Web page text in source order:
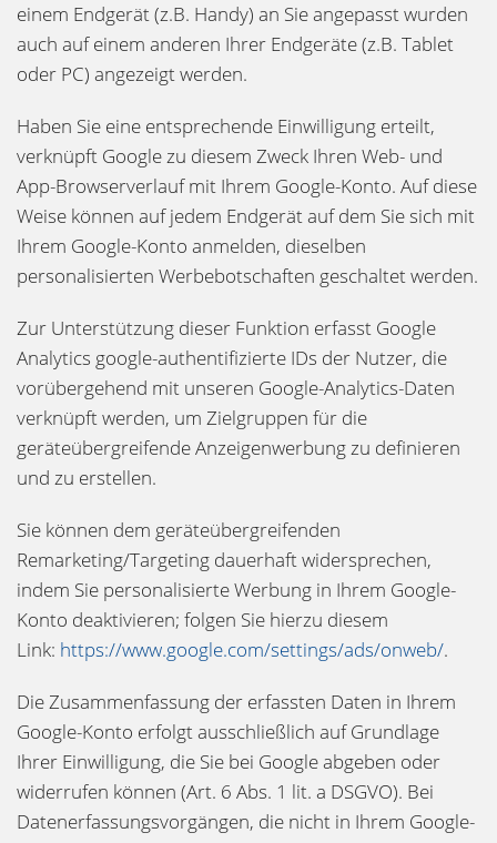
einem Endgerät (z.B. Handy) an Sie angepasst wurden
auch auf einem anderen Ihrer Endgeräte (z.B. Tablet
oder PC) angezeigt werden.
Haben Sie eine entsprechende Einwilligung erteilt,
verknüpft Google zu diesem Zweck Ihren Web- und
App-Browserverlauf mit Ihrem Google-Konto. Auf diese
Weise können auf jedem Endgerät auf dem Sie sich mit
Ihrem Google-Konto anmelden, dieselben
personalisierten Werbebotschaften geschaltet werden.
Zur Unterstützung dieser Funktion erfasst Google
Analytics google-authentifizierte IDs der Nutzer, die
vorübergehend mit unseren Google-Analytics-Daten
verknüpft werden, um Zielgruppen für die
geräteübergreifende Anzeigenwerbung zu definieren
und zu erstellen.
Sie können dem geräteübergreifenden
Remarketing/Targeting dauerhaft widersprechen,
indem Sie personalisierte Werbung in Ihrem Google-
Konto deaktivieren; folgen Sie hierzu diesem
Link: https://www.google.com/settings/ads/onweb/.
Die Zusammenfassung der erfassten Daten in Ihrem
Google-Konto erfolgt ausschließlich auf Grundlage
Ihrer Einwilligung, die Sie bei Google abgeben oder
widerrufen können (Art. 6 Abs. 1 lit. a DSGVO). Bei
Datenerfassungsvorgängen, die nicht in Ihrem Google-